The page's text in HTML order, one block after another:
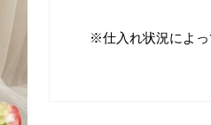
※仕入れ状況によっ